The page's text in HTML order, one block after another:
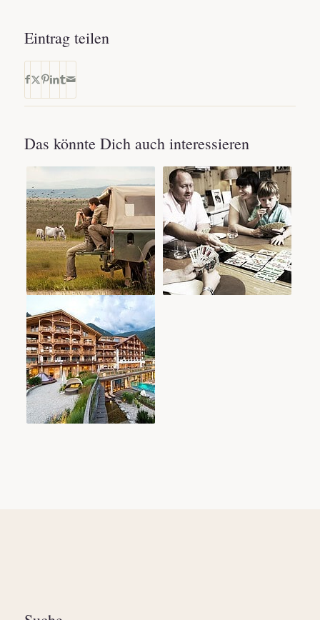
Eintrag teilen
Das könnte Dich auch interessieren